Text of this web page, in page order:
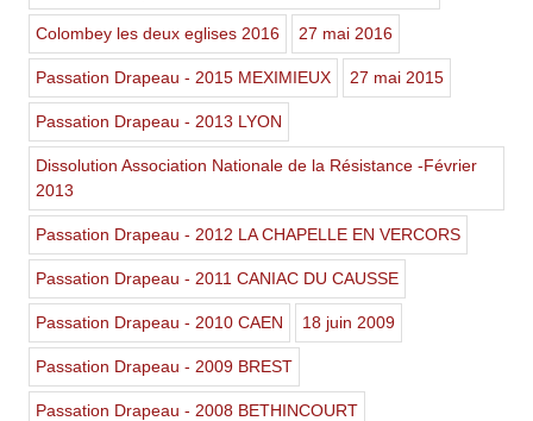
Colombey les deux eglises 2016 27 mai 2016
Passation Drapeau - 2015 MEXIMIEUX 27 mai 2015
Passation Drapeau - 2013 LYON
Dissolution Association Nationale de la Résistance -Février
2013
Passation Drapeau - 2012 LA CHAPELLE EN VERCORS
Passation Drapeau - 2011 CANIAC DU CAUSSE
Passation Drapeau - 2010 CAEN 18 juin 2009
Passation Drapeau - 2009 BREST
Passation Drapeau - 2008 BETHINCOURT